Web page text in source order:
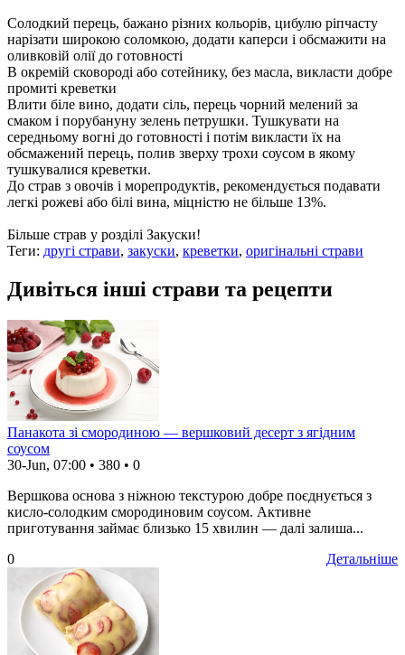
Солодкий перець, бажано різних кольорів, цибулю ріпчасту
нарізати широкою соломкою, додати каперси і обсмажити на
оливковій олії до готовності
В окремій сковороді або сотейнику, без масла, викласти добре
промиті креветки
Влити біле вино, додати сіль, перець чорний мелений за
смаком і порубануну зелень петрушки. Тушкувати на
середньому вогні до готовності і потім викласти їх на
обсмажений перець, полив зверху трохи соусом в якому
тушкувалися креветки.
До страв з овочів і морепродуктів, рекомендується подавати
легкі рожеві або білі вина, міцністю не більше 13%.
Більше страв у розділі Закуски!
Теги: другі страви, закуски, креветки, оригінальні страви
Дивіться інші страви та рецепти
Панакота зі смородиною — вершковий десерт з ягідним
соусом
30-Jun, 07:00 • 380 • 0
Вершкова основа з ніжною текстурою добре поєднується з
кисло-солодким смородиновим соусом. Активне
приготування займає близько 15 хвилин — далі залиша...
Детальніше
0